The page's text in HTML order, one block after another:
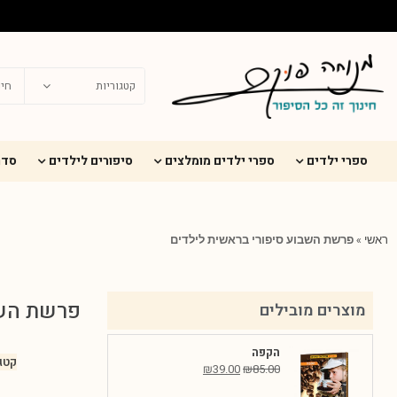
ספרי ילדים ספרי ילדים מומלצים סיפורים לילדים
ראשי »פרשת השבוע סיפורי בראשית לילדים
מוצרים מובילים
הקפה
₪85.00
₪39.00
פרשת